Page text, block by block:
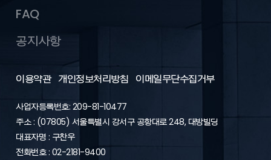
FAQ
공지사항
이용약관 개인정보처리방침 이메일무단수집거부
사업자등록번호: 209-81-10477
주소 : (07805) 서울특별시 강서구 공항대로 248, 대방빌딩
대표자명 : 구찬우
전화번호 : 02-2181-9400